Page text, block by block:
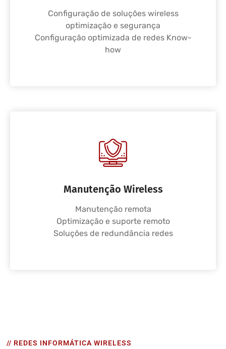
Configuração de soluções wireless
optimização e segurança
Configuração optimizada de redes Know-
how
Manutenção Wireless
Manutenção remota
Optimização e suporte remoto
Soluções de redundância redes
// REDES INFORMÁTICA WIRELESS